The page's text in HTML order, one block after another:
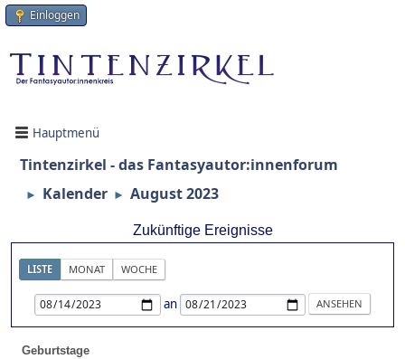
Einloggen
Hauptmenü
Tintenzirkel - das Fantasyautor:innenforum
► Kalender ► August 2023
Zukünftige Ereignisse
LISTE MONAT WOCHE
an
Geburtstage